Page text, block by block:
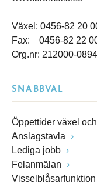
Växel: 0456-82 20
Fax: 0456-82 22
Org.nr: 212000-0894
SNABBVAL
Öppettider växel
Anslagstavla
Lediga jobb
Felanmälan
Visselblåsarfunktion